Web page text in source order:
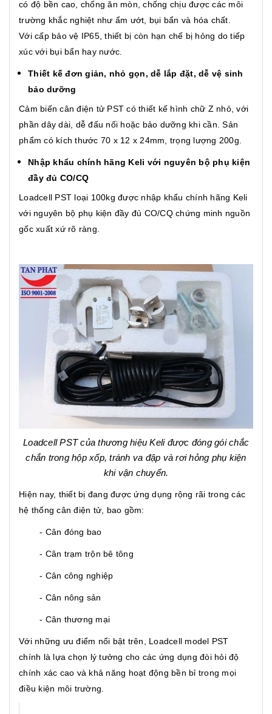
có độ bền cao, chống ăn mòn, chống chịu được các môi
trường khắc nghiệt như ẩm ướt, bụi bẩn và hóa chất.
Với cấp bảo vệ IP65, thiết bị còn hạn chế bị hỏng do tiếp
xúc với bụi bẩn hay nước.
Thiết kế đơn giản, nhỏ gọn, dễ lắp đặt, dễ vệ sinh
bảo dưỡng
Cảm biến cân điện tử PST có thiết kế hình chữ Z nhỏ, với
phần dây dài, dễ đấu nối hoặc bảo dưỡng khi cần. Sản
phẩm có kích thước 70 x 12 x 24mm, trọng lượng 200g.
Nhập khẩu chính hãng Keli với nguyên bộ phụ kiện
đầy đủ CO/CQ
Loadcell PST loại 100kg được nhập khẩu chính hãng Keli
với nguyên bộ phụ kiện đầy đủ CO/CQ chứng minh nguồn
gốc xuất xứ rõ ràng.
Loadcell PST của thương hiệu Keli được đóng gói chắc
chắn trong hộp xốp, tránh va đập và rơi hỏng phụ kiện
khi vận chuyển.
Hiện nay, thiết bị đang được ứng dụng rộng rãi trong các
hệ thống cân điện tử, bao gồm:
- Cân đóng bao
- Cân trạm trộn bê tông
- Cân công nghiệp
- Cân nông sản
- Cân thương mại
Với những ưu điểm nổi bật trên, Loadcell model PST
chính là lựa chọn lý tưởng cho các ứng dụng đòi hỏi độ
chính xác cao và khả năng hoạt động bền bỉ trong mọi
điều kiện môi trường.